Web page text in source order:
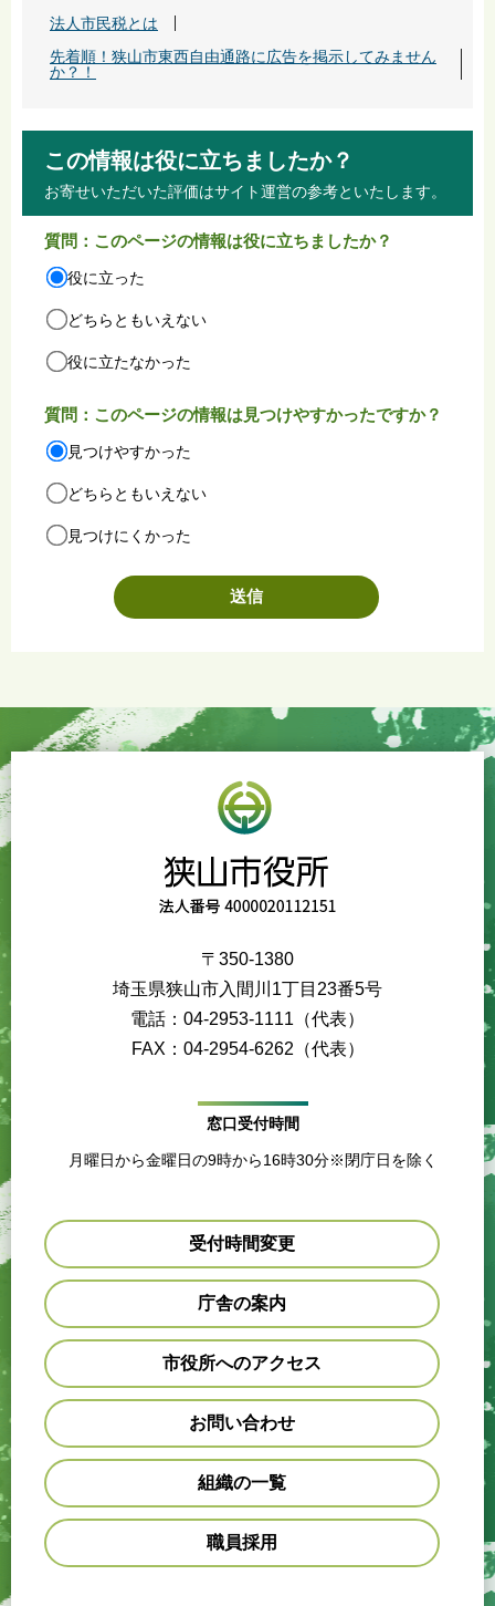
法人市民税とは
先着順！狭山市東西自由通路に広告を掲示してみません
か？！
この情報は役に立ちましたか？
お寄せいただいた評価はサイト運営の参考といたします。
質問：このページの情報は役に立ちましたか？
役に立った
どちらともいえない
役に立たなかった
質問：このページの情報は見つけやすかったですか？
見つけやすかった
どちらともいえない
見つけにくかった
〒350-1380
埼玉県狭山市入間川1丁目23番5号
電話：04-2953-1111（代表）
FAX：04-2954-6262（代表）
窓口受付時間
月曜日から金曜日の9時から16時30分※閉庁日を除く
受付時間変更
庁舎の案内
市役所へのアクセス
お問い合わせ
組織の一覧
職員採用